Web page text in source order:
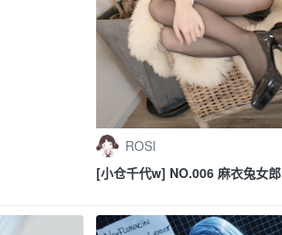
ROSI
[小仓千代w] NO.006 麻衣兔女郎